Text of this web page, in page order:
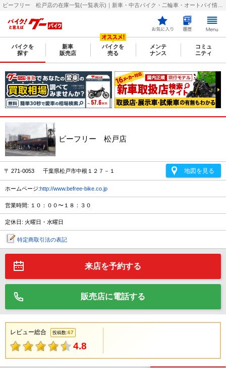
バイクを
探す
新車
販売店
バイクを
売る
メンテ
ナンス
コミュ
ニティ
ビーフリー 松戸店
〒 271-0053 千葉県松戸市中根１２７－１ 地図を見る
ホームページ:http://www.befree-bike.co.jp
営業時間: １０：００〜１８：３０
定休日: 火曜日・水曜日
特定商取引法の表記
来店を予約する
販売店に電話する
レビュー総合 投稿数:67
4.8